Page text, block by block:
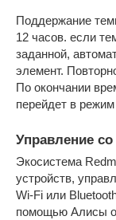
Поддержание
12 часов. если
заданной,
элемент.
По окончании
перейдет в
Управление
Экосистема
устройств,
Wi-Fi или
помощью Алисы